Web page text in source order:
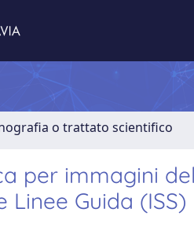
o trattato scientifico
per immagini
Guida (ISS)